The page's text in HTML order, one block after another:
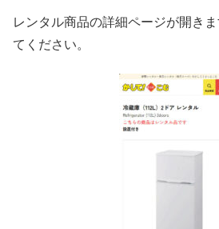
レンタル商品の詳細ページが開き
てください。